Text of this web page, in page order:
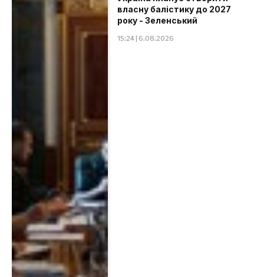
власну балістику до 2027
року - Зеленський
15:24 | 6.08.2026